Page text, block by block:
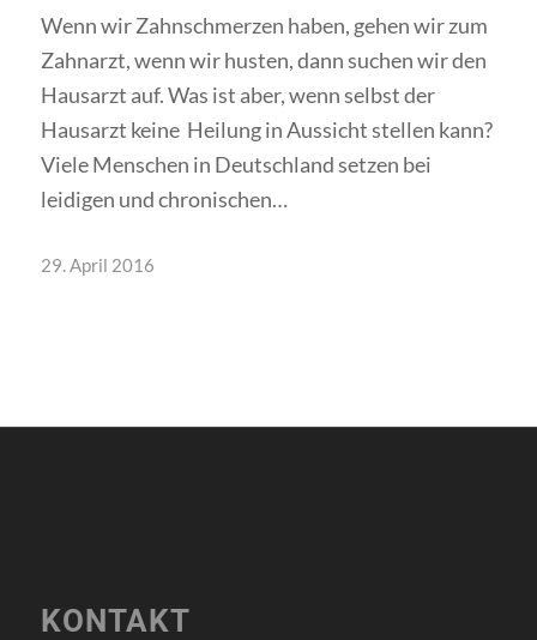
Wenn wir Zahnschmerzen haben, gehen wir zum
Zahnarzt, wenn wir husten, dann suchen wir den
Hausarzt auf. Was ist aber, wenn selbst der
Hausarzt keine Heilung in Aussicht stellen kann?
Viele Menschen in Deutschland setzen bei
leidigen und chronischen…
29. April 2016
KONTAKT